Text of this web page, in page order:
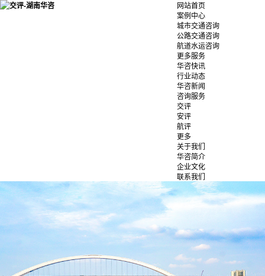
网站首页
案例中心
城市交通咨询
公路交通咨询
航道水运咨询
更多服务
华咨快讯
行业动态
华咨新闻
咨询服务
交评
安评
航评
更多
关于我们
华咨简介
企业文化
联系我们